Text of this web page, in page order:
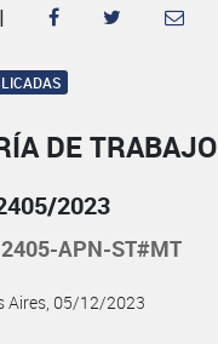
|
DE TRABAJO
2023
APN-ST#MT
Aires, 05/12/2023